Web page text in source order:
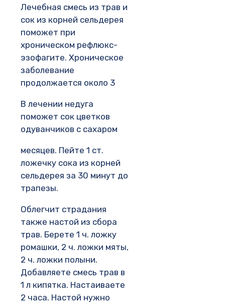
Лечебная смесь из трав и
сок из корней сельдерея
поможет при
хроническом рефлюкс-
эзофагите. Хроническое
заболевание
продолжается около 3
В лечении недуга
поможет сок цветков
одуванчиков с сахаром
месяцев. Пейте 1 ст.
ложечку сока из корней
сельдерея за 30 минут до
трапезы.
Облегчит страдания
также настой из сбора
трав. Берете 1 ч. ложку
ромашки, 2 ч. ложки мяты,
2 ч. ложки полыни.
Добавляете смесь трав в
1 л кипятка. Настаиваете
2 часа. Настой нужно